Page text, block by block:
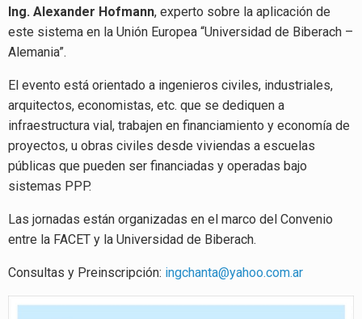
Ing. Alexander Hofmann, experto sobre la aplicación de
este sistema en la Unión Europea “Universidad de Biberach –
Alemania”.
El evento está orientado a ingenieros civiles, industriales,
arquitectos, economistas, etc. que se dediquen a
infraestructura vial, trabajen en financiamiento y economía de
proyectos, u obras civiles desde viviendas a escuelas
públicas que pueden ser financiadas y operadas bajo
sistemas PPP.
Las jornadas están organizadas en el marco del Convenio
entre la FACET y la Universidad de Biberach.
Consultas y Preinscripción: ingchanta@yahoo.com.ar